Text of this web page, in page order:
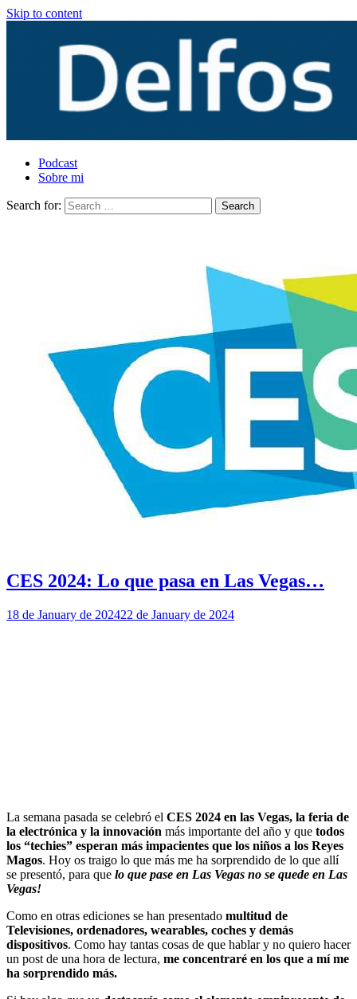
Skip to content
Podcast
Sobre mi
Search for:
CES 2024: Lo que pasa en Las Vegas…
18 de January de 202422 de January de 2024
La semana pasada se celebró el CES 2024 en las Vegas, la feria de
la electrónica y la innovación más importante del año y que todos
los “techies” esperan más impacientes que los niños a los Reyes
Magos. Hoy os traigo lo que más me ha sorprendido de lo que allí
se presentó, para que lo que pase en Las Vegas no se quede en Las
Vegas!
Como en otras ediciones se han presentado multitud de
Televisiones, ordenadores, wearables, coches y demás
dispositivos. Como hay tantas cosas de que hablar y no quiero hacer
un post de una hora de lectura, me concentraré en los que a mí me
ha sorprendido más.